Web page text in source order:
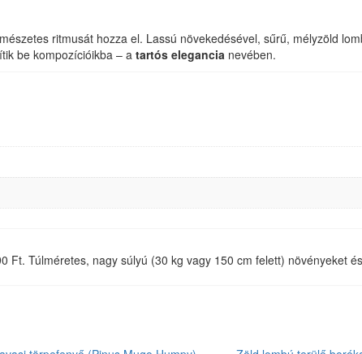
ritmusát hozza el. Lassú növekedésével, sűrű, mélyzöld
be kompozícióikba – atartós elegancia nevében.
Túlméretes, nagy súlyú (30 kg vagy 150 cm felett) növényeket